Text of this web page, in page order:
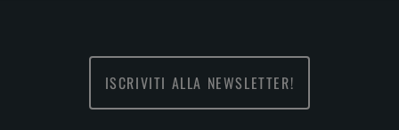
ISCRIVITI ALLA NEWSLETTER!